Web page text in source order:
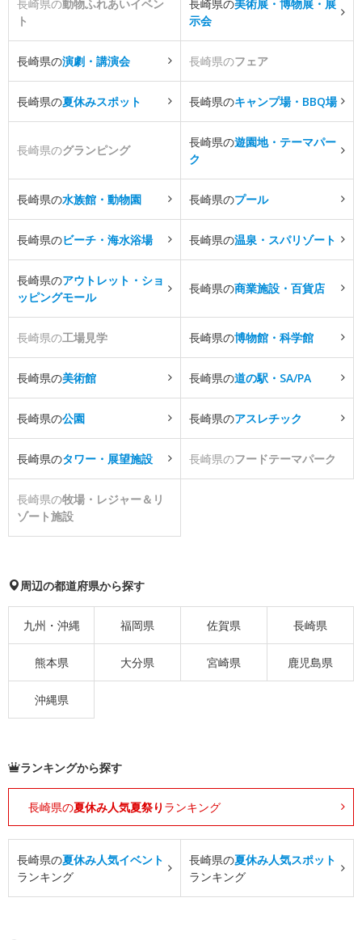
長崎県の動物ふれあいイベン
ト
長崎県の美術展・博物展・展
示会
長崎県の演劇・講演会 長崎県のフェア
長崎県の夏休みスポット 長崎県のキャンプ場・BBQ場
長崎県のグランピング
長崎県の遊園地・テーマパー
ク
長崎県の水族館・動物園 長崎県のプール
長崎県のビーチ・海水浴場 長崎県の温泉・スパリゾート
長崎県のアウトレット・ショ
ッピングモール
長崎県の商業施設・百貨店
長崎県の工場見学 長崎県の博物館・科学館
長崎県の美術館 長崎県の道の駅・SA/PA
長崎県の公園 長崎県のアスレチック
長崎県のタワー・展望施設 長崎県のフードテーマパーク
長崎県の牧場・レジャー＆リ
ゾート施設
周辺の都道府県から探す
九州・沖縄 福岡県 佐賀県 長崎県
熊本県 大分県 宮崎県 鹿児島県
沖縄県
ランキングから探す
長崎県の夏休み人気夏祭り ランキング
長崎県の夏休み人気イベント
ランキング
長崎県の夏休み人気スポット
ランキング